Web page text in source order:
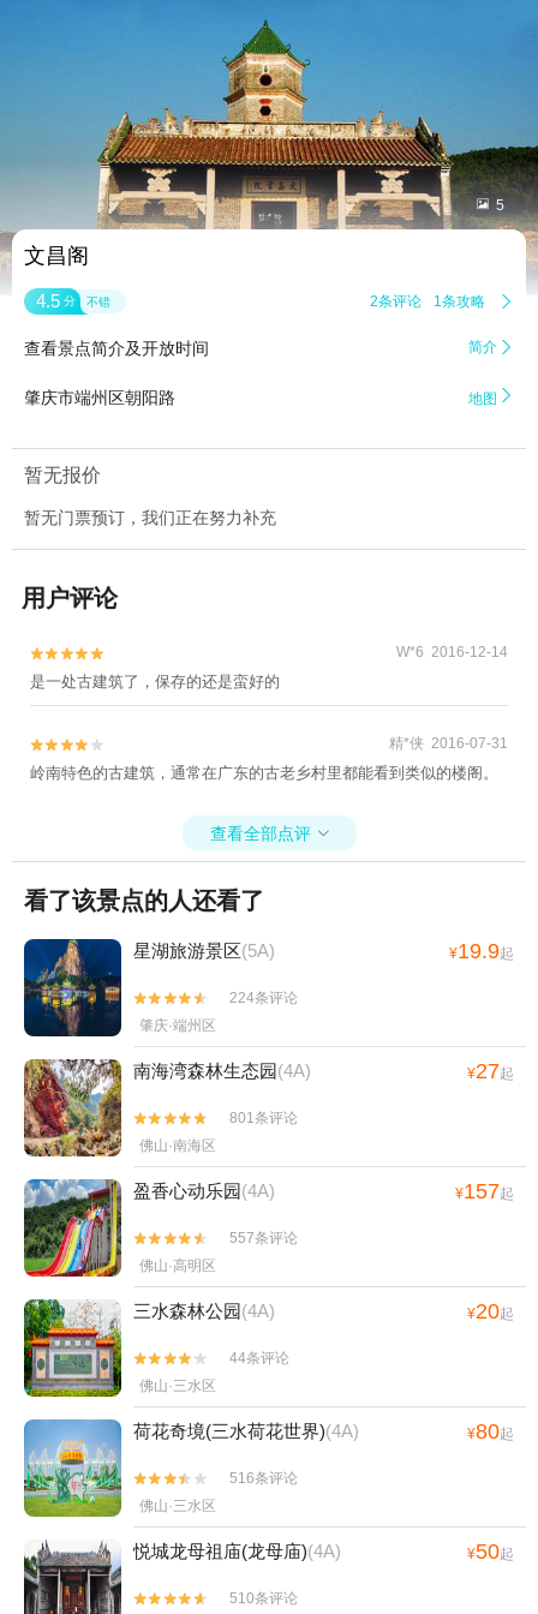
 5
文昌阁
4.5 分 不错 2条评论 1条攻略 
查看景点简介及开放时间 简介 
肇庆市端州区朝阳路 地图 
暂无报价
暂无门票预订，我们正在努力补充
用户评论

 W*6 2016-12-14
是一处古建筑了，保存的还是蛮好的

 精*侠 2016-07-31
岭南特色的古建筑，通常在广东的古老乡村里都能看到类似的楼阁。
查看全部点评 
看了该景点的人还看了
星湖旅游景区(5A) ¥19.9起


224条评论
肇庆·端州区
南海湾森林生态园(4A) ¥27起


801条评论
佛山·南海区
盈香心动乐园(4A) ¥157起


557条评论
佛山·高明区
三水森林公园(4A) ¥20起


44条评论
佛山·三水区
荷花奇境(三水荷花世界)(4A) ¥80起


516条评论
佛山·三水区
悦城龙母祖庙(龙母庙)(4A) ¥50起

 510条评论